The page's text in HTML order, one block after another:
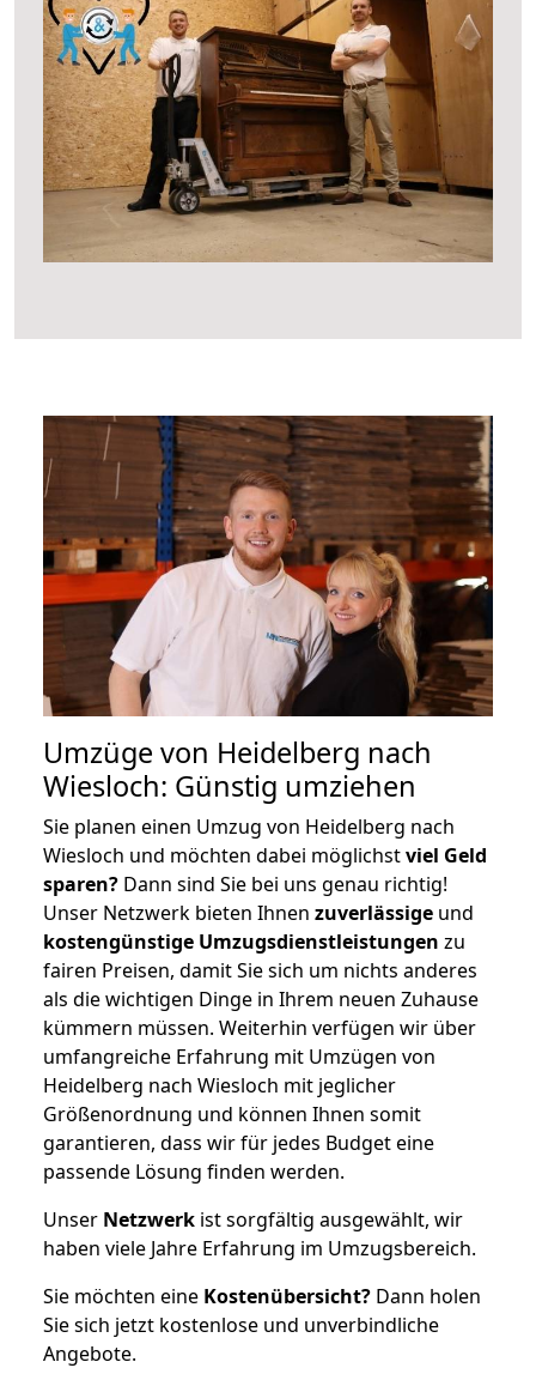
Umzüge von Heidelberg nach
Wiesloch: Günstig umziehen
Sie planen einen Umzug von Heidelberg nach
Wiesloch und möchten dabei möglichstviel Geld
sparen? Dann sind Sie bei uns genau richtig!
Unser Netzwerk bieten Ihnen zuverlässige und
kostengünstige Umzugsdienstleistungen zu
fairen Preisen, damit Sie sich um nichts anderes
als die wichtigen Dinge in Ihrem neuen Zuhause
kümmern müssen. Weiterhin verfügen wir über
umfangreiche Erfahrung mit Umzügen von
Heidelberg nach Wiesloch mit jeglicher
Größenordnung und können Ihnen somit
garantieren, dass wir für jedes Budget eine
passende Lösung finden werden.
Unser Netzwerk ist sorgfältig ausgewählt, wir
haben viele Jahre Erfahrung im Umzugsbereich.
Sie möchten eine Kostenübersicht? Dann holen
Sie sich jetzt kostenlose und unverbindliche
Angebote.